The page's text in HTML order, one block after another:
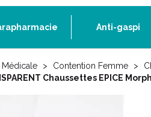
Anti-gaspi
Contention Femme
Chaussettes EPICE